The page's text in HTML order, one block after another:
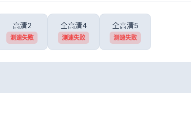
高清2
测速失败
全高清4
测速失败
全高清5
测速失败